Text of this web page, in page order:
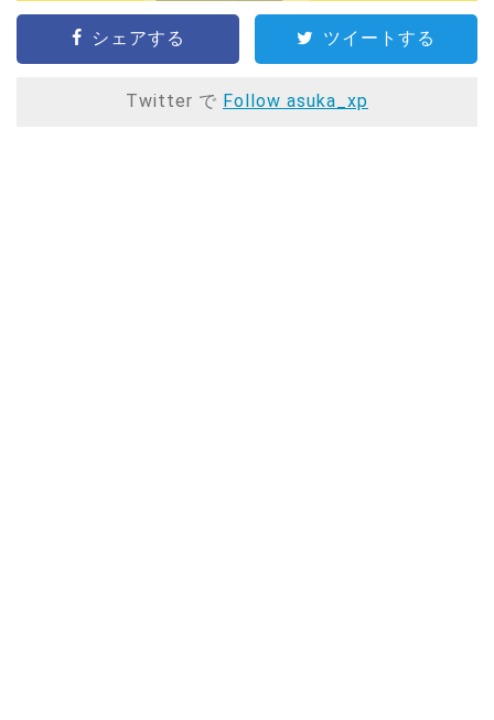
シェアする ツイートする
Twitter で Follow asuka_xp